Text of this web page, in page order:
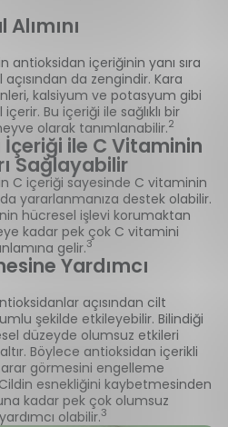
antioksidan içeriğinin yanı sıra
da zengindir. Kara
kalsiyum ve potasyum gibi
Bu içeriği ile sağlıklı bir
olarak tanımlanabilir.2
ile C Vitaminin
Sağlayabilir
C içeriği sayesinde C vitaminin
yararlanmanıza destek olabilir.
hücresel işlevi korumaktan
kadar pek çok C vitamini
gelir.3
Yardımcı
açısından cilt
şekilde etkileyebilir. Bilindiği
düzeyde olumsuz etkileri
Böylece antioksidan içerikli
görmesini engelleme
esnekliğini kaybetmesinden
kadar pek çok olumsuz
olabilir.3